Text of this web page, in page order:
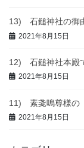
13) 石鎚神社の御
2021年8月15日
12) 石鎚神社本殿
2021年8月15日
11) 素戔嗚尊様の
2021年8月15日